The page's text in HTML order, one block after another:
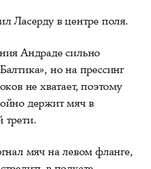
Ласерду в центре поля.
Андраде сильно
но на прессинг
не хватает, поэтому
держит мяч в
трети.
мяч на левом фланге,